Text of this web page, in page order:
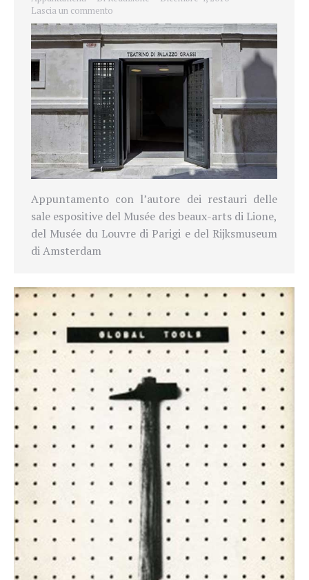
Lascia un commento
Appuntamento con l’autore dei restauri delle
sale espositive del Musée des beaux-arts di Lione,
del Musée du Louvre di Parigi e del Rijksmuseum
di Amsterdam